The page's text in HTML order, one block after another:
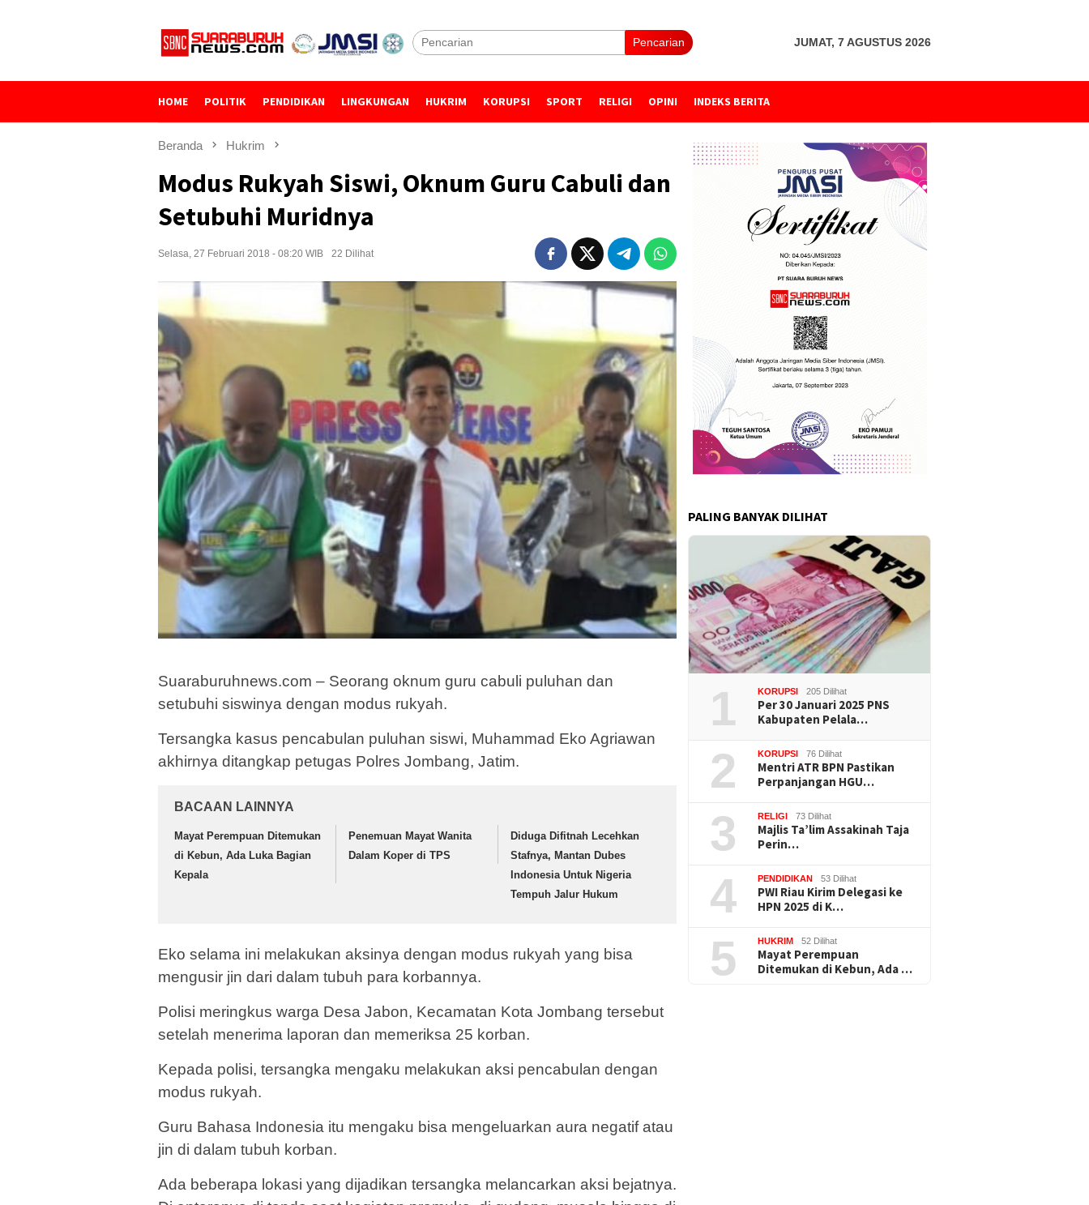
Pencarian JUMAT, 7 AGUSTUS 2026
HOME POLITIK PENDIDIKAN LINGKUNGAN HUKRIM KORUPSI SPORT RELIGI OPINI INDEKS BERITA
Beranda Hukrim
Modus Rukyah Siswi, Oknum Guru Cabuli dan
Setubuhi Muridnya
Selasa, 27 Februari 2018 - 08:20 WIB 22 Dilihat
Suaraburuhnews.com – Seorang oknum guru cabuli puluhan dan
setubuhi siswinya dengan modus rukyah.
Tersangka kasus pencabulan puluhan siswi, Muhammad Eko Agriawan
akhirnya ditangkap petugas Polres Jombang, Jatim.
BACAAN LAINNYA
Mayat Perempuan Ditemukan
di Kebun, Ada Luka Bagian
Kepala
Penemuan Mayat Wanita
Dalam Koper di TPS
Diduga Difitnah Lecehkan
Stafnya, Mantan Dubes
Indonesia Untuk Nigeria
Tempuh Jalur Hukum
Eko selama ini melakukan aksinya dengan modus rukyah yang bisa
mengusir jin dari dalam tubuh para korbannya.
Polisi meringkus warga Desa Jabon, Kecamatan Kota Jombang tersebut
setelah menerima laporan dan memeriksa 25 korban.
Kepada polisi, tersangka mengaku melakukan aksi pencabulan dengan
modus rukyah.
Guru Bahasa Indonesia itu mengaku bisa mengeluarkan aura negatif atau
jin di dalam tubuh korban.
Ada beberapa lokasi yang dijadikan tersangka melancarkan aksi bejatnya.
PALING BANYAK DILIHAT
1 KORUPSI 205 Dilihat
Per 30 Januari 2025 PNS
Kabupaten Pelala…
2 KORUPSI 76 Dilihat
Mentri ATR BPN Pastikan
Perpanjangan HGU…
3 RELIGI 73 Dilihat
Majlis Ta’lim Assakinah Taja
Perin…
4 PENDIDIKAN 53 Dilihat
PWI Riau Kirim Delegasi ke
HPN 2025 di K…
5 HUKRIM 52 Dilihat
Mayat Perempuan
Ditemukan di Kebun, Ada …